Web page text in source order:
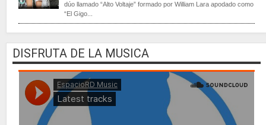
dúo llamado “Alto Voltaje” formado por William Lara apodado como
“El Gigo...
DISFRUTA DE LA MUSICA